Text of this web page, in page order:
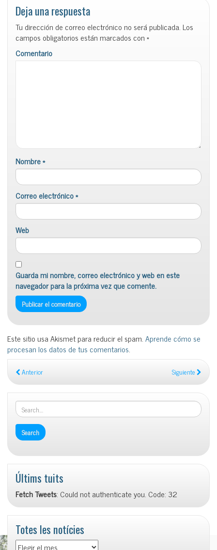
Deja una respuesta
Tu dirección de correo electrónico no será publicada. Los
campos obligatorios están marcados con*
Comentario
Nombre*
Correo electrónico*
Web
Guarda mi nombre, correo electrónico y web en este
navegador para la próxima vez que comente.
Este sitio usa Akismet para reducir el spam.Aprende cómo se
procesan los datos de tus comentarios.
Anterior Siguiente
Últims tuits
Fetch Tweets: Could not authenticate you. Code: 32
Totes les notícies
Totes